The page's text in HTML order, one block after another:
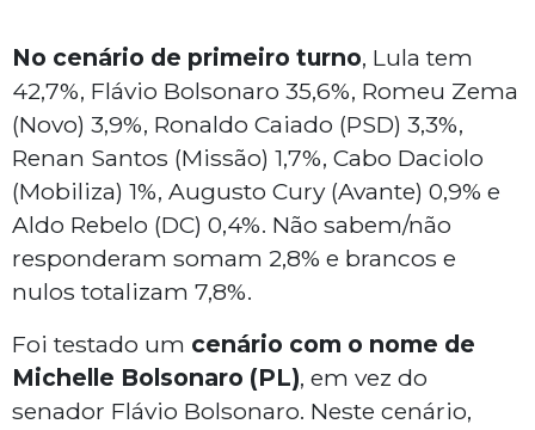
No cenário de primeiro turno, Lula tem
42,7%, Flávio Bolsonaro 35,6%, Romeu Zema
(Novo) 3,9%, Ronaldo Caiado (PSD) 3,3%,
Renan Santos (Missão) 1,7%, Cabo Daciolo
(Mobiliza) 1%, Augusto Cury (Avante) 0,9% e
Aldo Rebelo (DC) 0,4%. Não sabem/não
responderam somam 2,8% e brancos e
nulos totalizam 7,8%.
Foi testado um cenário com o nome de
Michelle Bolsonaro (PL), em vez do
senador Flávio Bolsonaro. Neste cenário,